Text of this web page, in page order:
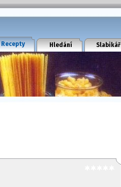
Recepty Hledání Slabikář